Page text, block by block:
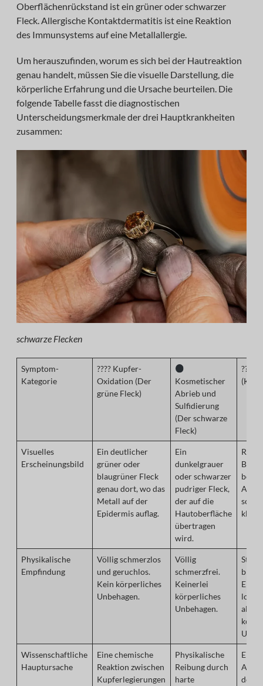
Oberflächenrückstand ist ein grüner oder schwarzer
Fleck. Allergische Kontaktdermatitis ist eine Reaktion
des Immunsystems auf eine Metallallergie.
Um herauszufinden, worum es sich bei der Hautreaktion
genau handelt, müssen Sie die visuelle Darstellung, die
körperliche Erfahrung und die Ursache beurteilen. Die
folgende Tabelle fasst die diagnostischen
Unterscheidungsmerkmale der drei Hauptkrankheiten
zusammen:
schwarze Flecken
Symptom-
Kategorie
???? Kupfer-
Oxidation (Der
grüne Fleck)
Kosmetischer
Abrieb und
Sulfidierung
(Der schwarze
Fleck)
????
Visuelles
Erscheinungsbild
Ein deutlicher
grüner oder
blaugrüner Fleck
genau dort, wo das
Metall auf der
Epidermis auflag.
Ein
dunkelgrauer
oder schwarzer
pudriger Fleck,
der auf die
Hautoberfläche
übertragen
wird.
Physikalische
Empfindung
Völlig schmerzlos
und geruchlos.
Kein körperliches
Unbehagen.
Völlig
schmerzfrei.
Keinerlei
körperliches
Unbehagen.
Wissenschaftliche
Hauptursache
Eine chemische
Reaktion zwischen
Kupferlegierungen
Physikalische
Reibung durch
harte
Eine
des